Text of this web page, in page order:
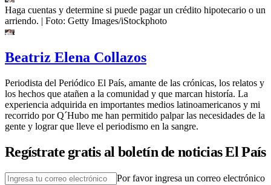
Haga cuentas y determine si puede pagar un crédito hipotecario o un
arriendo. | Foto: Getty Images/iStockphoto
Beatriz Elena Collazos
Periodista del Periódico El País, amante de las crónicas, los relatos y
los hechos que atañen a la comunidad y que marcan historía. La
experiencia adquirida en importantes medios latinoamericanos y mi
recorrido por Q´Hubo me han permitido palpar las necesidades de la
gente y lograr que lleve el periodismo en la sangre.
Regístrate gratis al boletín de noticias El País
Por favor ingresa un correo electrónico